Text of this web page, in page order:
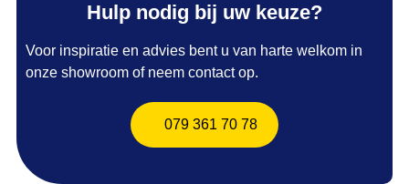
Hulp nodig bij uw keuze?
Voor inspiratie en advies bent u van harte welkom in
onze showroom of neem contact op.
079 361 70 78